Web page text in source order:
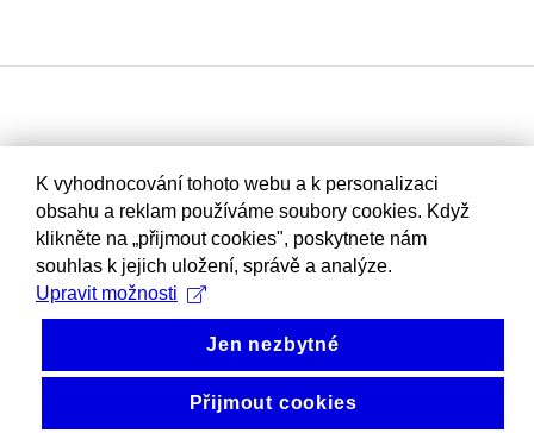
K vyhodnocování tohoto webu a k personalizaci
obsahu a reklam používáme soubory cookies. Když
klikněte na „přijmout cookies", poskytnete nám
souhlas k jejich uložení, správě a analýze.
Upravit možnosti
Jen nezbytné
Přijmout cookies